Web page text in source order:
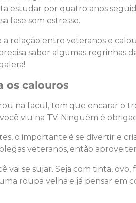
estudar por quatro anos
fase sem estresse.
a relação entre veteranos e
saber algumas regrinhas
os calouros
na facul, tem que encarar o
viu na TV. Ninguém é
o importante é se divertir e
veteranos, então
vai se sujar. Seja com tinta,
roupa velha e já pensar em